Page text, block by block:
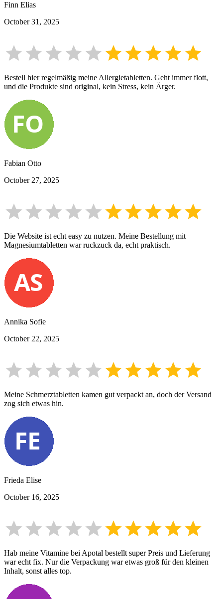
Finn Elias
October 31, 2025
Bestell hier regelmäßig meine Allergietabletten. Geht immer flott,
und die Produkte sind original, kein Stress, kein Ärger.
Fabian Otto
October 27, 2025
Die Website ist echt easy zu nutzen. Meine Bestellung mit
Magnesiumtabletten war ruckzuck da, echt praktisch.
Annika Sofie
October 22, 2025
Meine Schmerztabletten kamen gut verpackt an, doch der Versand
zog sich etwas hin.
Frieda Elise
October 16, 2025
Hab meine Vitamine bei Apotal bestellt super Preis und Lieferung
war echt fix. Nur die Verpackung war etwas groß für den kleinen
Inhalt, sonst alles top.